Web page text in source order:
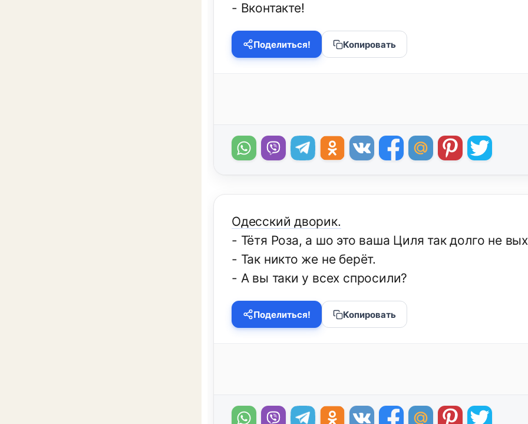
- Вконтакте!
Поделиться! Копировать
Одесский дворик.
- Тётя Роза, а шо это ваша Циля так долго не
- Так никто же не берёт.
- А вы таки у всех спросили?
Поделиться! Копировать